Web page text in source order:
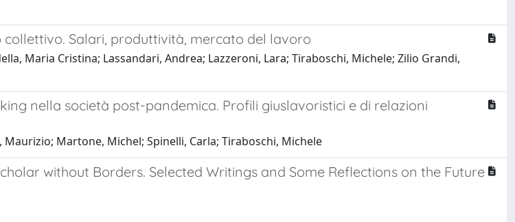
Salari, produttività, mercato del lavoro
Maria Cristina; Lassandari, Andrea; Lazzeroni, Lara; Tiraboschi, Michele; Zilio Grandi,
nella società post-pandemica. Profili giuslavoristici e di relazioni
Martone, Michel; Spinelli, Carla; Tiraboschi, Michele
without Borders. Selected Writings and Some Reflections on the Future